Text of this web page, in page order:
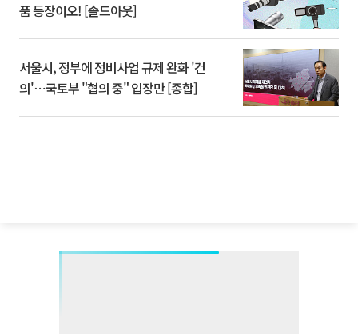
품 등장이오! [솔드아웃]
서울시, 정부에 정비사업 규제 완화 '건
의'⋯국토부 "협의 중" 입장만 [종합]